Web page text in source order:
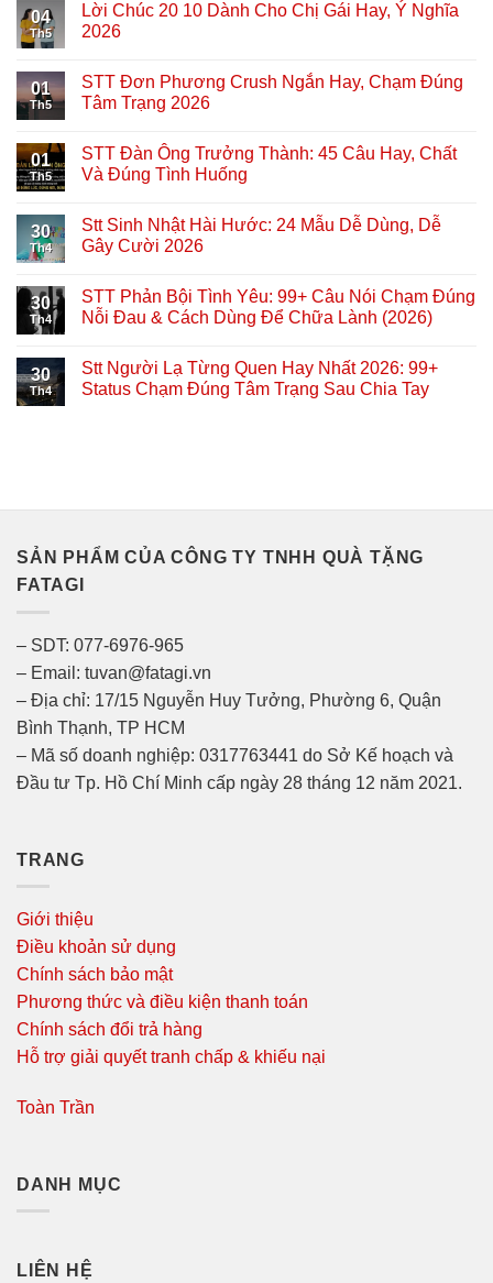
04
Th5
Lời Chúc 20 10 Dành Cho Chị Gái Hay, Ý Nghĩa
2026
01
Th5
STT Đơn Phương Crush Ngắn Hay, Chạm Đúng
Tâm Trạng 2026
01
Th5
STT Đàn Ông Trưởng Thành: 45 Câu Hay, Chất
Và Đúng Tình Huống
30
Th4
Stt Sinh Nhật Hài Hước: 24 Mẫu Dễ Dùng, Dễ
Gây Cười 2026
30
Th4
STT Phản Bội Tình Yêu: 99+ Câu Nói Chạm Đúng
Nỗi Đau & Cách Dùng Để Chữa Lành (2026)
30
Th4
Stt Người Lạ Từng Quen Hay Nhất 2026: 99+
Status Chạm Đúng Tâm Trạng Sau Chia Tay
SẢN PHẨM CỦA CÔNG TY TNHH QUÀ TẶNG
FATAGI
– SDT: 077-6976-965
– Email: tuvan@fatagi.vn
– Địa chỉ: 17/15 Nguyễn Huy Tưởng, Phường 6, Quận
Bình Thạnh, TP HCM
– Mã số doanh nghiệp: 0317763441 do Sở Kế hoạch và
Đầu tư Tp. Hồ Chí Minh cấp ngày 28 tháng 12 năm 2021.
TRANG
Giới thiệu
Điều khoản sử dụng
Chính sách bảo mật
Phương thức và điều kiện thanh toán
Chính sách đổi trả hàng
Hỗ trợ giải quyết tranh chấp & khiếu nại
Toàn Trần
DANH MỤC
LIÊN HỆ